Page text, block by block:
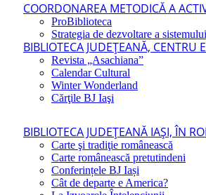
COORDONAREA METODICĂ A
ProBiblioteca
Strategia de dezvoltare a
BIBLIOTECA JUDEŢEANĂ, CENTRU
Revista „Asachiana”
Calendar Cultural
Winter Wonderland
Cărţile BJ Iaşi
BIBLIOTECA JUDEŢEANĂ IAŞI, ÎN
Carte şi tradiţie românească
Carte românească pretutindeni
Conferințele BJ Iași
Cât de departe e America?